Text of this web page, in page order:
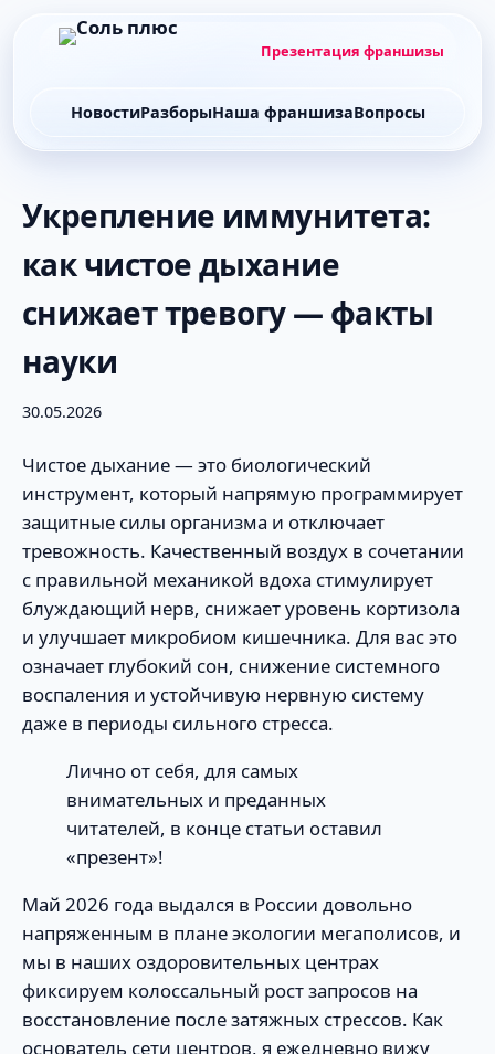
НовостиРазборыНаша франшизаВопросы
Презентация франшизы
Укрепление иммунитета:
как чистое дыхание
снижает тревогу — факты
науки
30.05.2026
Чистое дыхание — это биологический
инструмент, который напрямую программирует
защитные силы организма и отключает
тревожность. Качественный воздух в сочетании
с правильной механикой вдоха стимулирует
блуждающий нерв, снижает уровень кортизола
и улучшает микробиом кишечника. Для вас это
означает глубокий сон, снижение системного
воспаления и устойчивую нервную систему
даже в периоды сильного стресса.
Лично от себя, для самых
внимательных и преданных
читателей, в конце статьи оставил
«презент»!
Май 2026 года выдался в России довольно
напряженным в плане экологии мегаполисов, и
мы в наших оздоровительных центрах
фиксируем колоссальный рост запросов на
восстановление после затяжных стрессов. Как
основатель сети центров, я ежедневно вижу